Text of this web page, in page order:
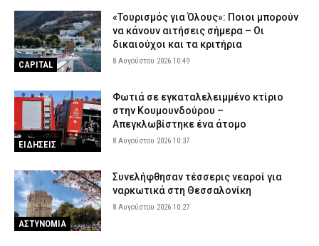
CAPITAL
«Τουρισμός για Όλους»: Ποιοι μπορούν
να κάνουν αιτήσεις σήμερα – Οι
δικαιούχοι και τα κριτήρια
8 Αυγούστου 2026 10:49
ΕΙΔΗΣΕΙΣ
Φωτιά σε εγκαταλελειμμένο κτίριο
στην Κουμουνδούρου –
Απεγκλωβίστηκε ένα άτομο
8 Αυγούστου 2026 10:37
ΑΣΤΥΝΟΜΙΑ
Συνελήφθησαν τέσσερις νεαροί για
ναρκωτικά στη Θεσσαλονίκη
8 Αυγούστου 2026 10:27